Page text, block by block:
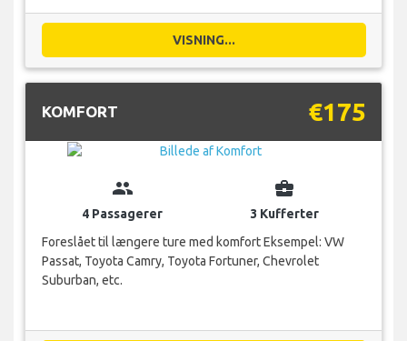
VISNING...
KOMFORT €175
group
4 Passagerer
business_center
3 Kufferter
Foreslået til længere ture med komfort Eksempel: VW
Passat, Toyota Camry, Toyota Fortuner, Chevrolet
Suburban, etc.